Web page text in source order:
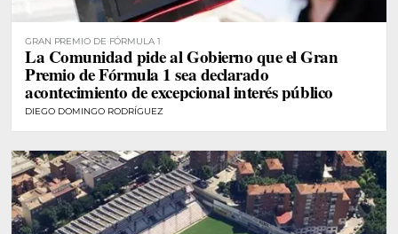
GRAN PREMIO DE FÓRMULA 1
La Comunidad pide al Gobierno que el Gran
Premio de Fórmula 1 sea declarado
acontecimiento de excepcional interés público
DIEGO DOMINGO RODRÍGUEZ